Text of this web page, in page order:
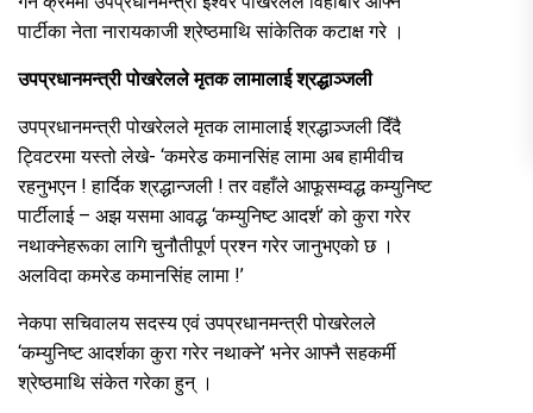
पार्टीका नेता नारायकाजी श्रेष्ठमाथि सांकेतिक कटाक्ष गरे ।
उपप्रधानमन्त्री पोखरेलले मृतक लामालाई श्रद्धाञ्जली
उपप्रधानमन्त्री पोखरेलले मृतक लामालाई श्रद्धाञ्जली दिँदै
ट्विटरमा यस्तो लेखे- ‘कमरेड कमानसिंह लामा अब हामीवीच
रहनुभएन ! हार्दिक श्रद्धान्जली ! तर वहाँले आफूसम्वद्ध कम्युनिष्ट
पार्टीलाई – अझ यसमा आवद्ध ‘कम्युनिष्ट आदर्श’ को कुरा गरेर
नथाक्नेहरूका लागि चुनौतीपूर्ण प्रश्न गरेर जानुभएको छ ।
अलविदा कमरेड कमानसिंह लामा !’
नेकपा सचिवालय सदस्य एवं उपप्रधानमन्त्री पोखरेलले
‘कम्युनिष्ट आदर्शका कुरा गरेर नथाक्ने’ भनेर आफ्नै सहकर्मी
श्रेष्ठमाथि संकेत गरेका हुन् ।